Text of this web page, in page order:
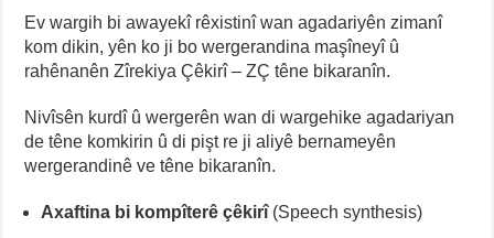
Ev wargih bi awayekî rêxistinî wan agadariyên zimanî
kom dikin, yên ko ji bo wergerandina maşîneyî û
rahênanên Zîrekiya Çêkirî – ZÇ têne bikaranîn.
Nivîsên kurdî û wergerên wan di wargehike agadariyan
de têne komkirin û di pişt re ji aliyê bernameyên
wergerandinê ve têne bikaranîn.
Axaftina bi kompîterê çêkirî (Speech synthesis)